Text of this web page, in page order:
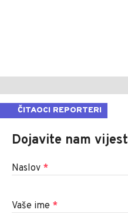
ČITAOCI REPORTERI
Dojavite nam vijest
Naslov *
Vaše ime *